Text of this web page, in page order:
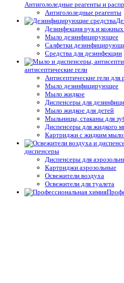
Антигололедные реагенты и
Антигололедные реагенты
Дезинфекция рук и
Мыло дезинфицирующее
Салфетки
Средства для дезинфекции
антисептические гели
Антисептические гели для
Мыло дезинфицирующее
Мыло жидкое
Диспенсеры для
Мыло жидкое для детей
Мыльницы, стаканы для
Диспенсеры для жидкого
Картриджи с жидким
диспенсеры
Диспенсеры для
Картриджи аэрозольные
Освежители воздуха
Освежители для туалета